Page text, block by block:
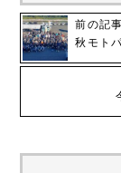
前の記事
秋モト